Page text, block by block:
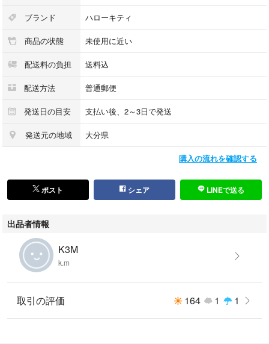
ブランド ハローキティ
商品の状態 未使用に近い
配送料の負担 送料込
配送方法 普通郵便
発送日の目安 支払い後、2～3日で発送
発送元の地域 大分県
購入の流れを確認する
ポスト シェア LINEで送る
出品者情報
K3M
k.m
取引の評価 164 1 1